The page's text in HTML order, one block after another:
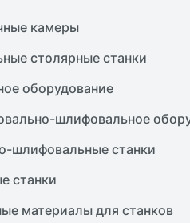
камеры
столярные станки
оборудование
шлифовальное
шлифовальные станки
станки
материалы для станков